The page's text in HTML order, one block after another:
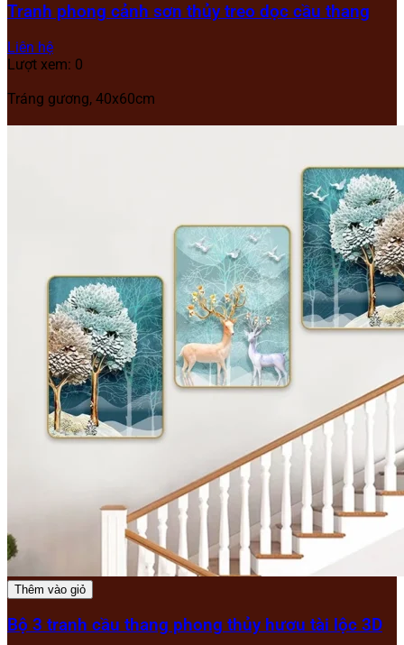
Tranh phong cảnh sơn thủy treo dọc cầu thang
Liên hệ
Lượt xem: 0
Tráng gương, 40x60cm
Thêm vào giỏ
Bộ 3 tranh cầu thang phong thủy hươu tài lộc 3D